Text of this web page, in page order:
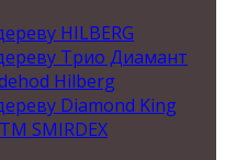
HILBERG
Трио Диамант
Hilberg
Diamond King
SMIRDEX